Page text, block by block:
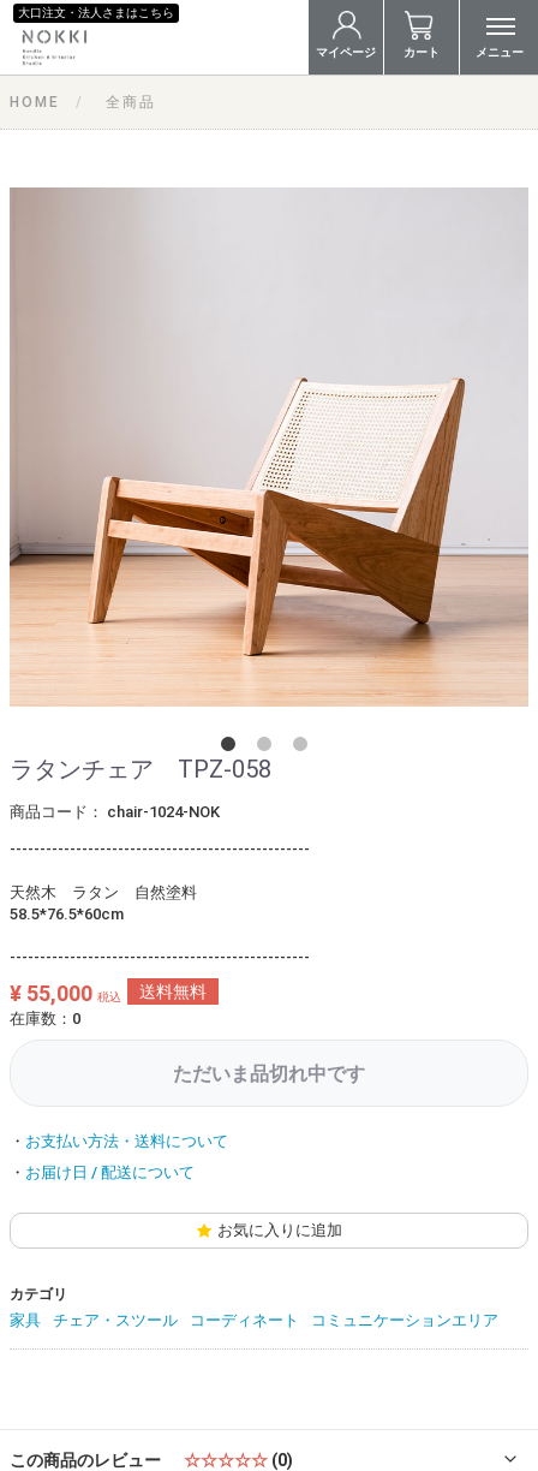
大口注文・法人さまはこちら
マイページ カート メニュー
HOME 全商品
ラタンチェア TPZ-058
商品コード： chair-1024-NOK
--------------------------------------------------
天然木 ラタン 自然塗料
58.5*76.5*60cm
--------------------------------------------------
¥ 55,000 税込 送料無料
在庫数：0
ただいま品切れ中です
お支払い方法・送料について
お届け日 / 配送について
お気に入りに追加
カテゴリ
家具 チェア・スツール コーディネート コミュニケーションエリア
この商品のレビュー ☆☆☆☆☆ (0)